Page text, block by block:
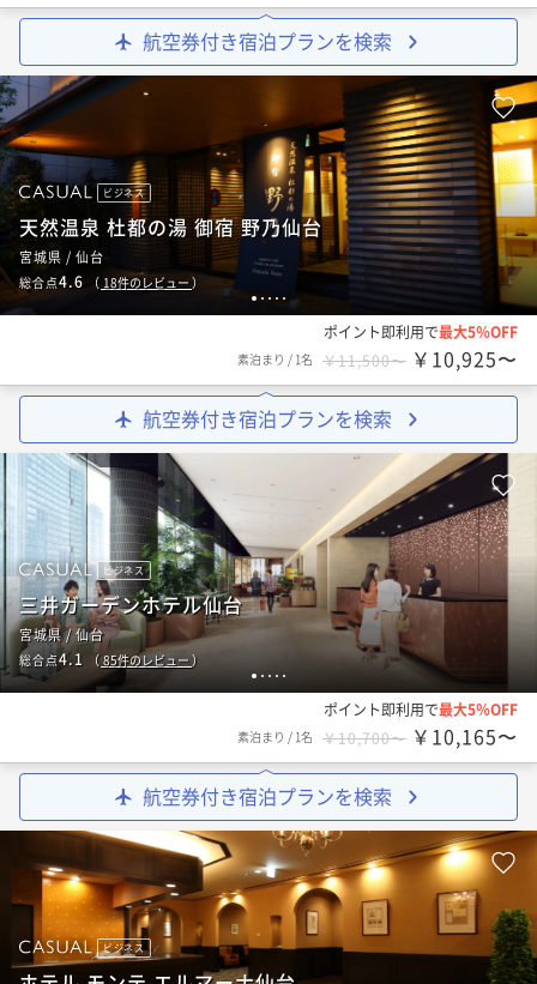
航空券付き宿泊プランを検索
1 2 3 4 5
ビジネス
天然温泉 杜都の湯 御宿 野乃仙台
宮城県 / 仙台
総合点4.6 （ 18件のレビュー ）
ポイント即利用で最大5％OFF
素泊まり / 1名 ￥11,500〜 ￥10,925〜
航空券付き宿泊プランを検索
1 2 3 4 5
ビジネス
三井ガーデンホテル仙台
宮城県 / 仙台
総合点4.1 （85件のレビュー）
ポイント即利用で最大5％OFF
素泊まり / 1名 ￥10,700〜 ￥10,165〜
航空券付き宿泊プランを検索
ビジネス